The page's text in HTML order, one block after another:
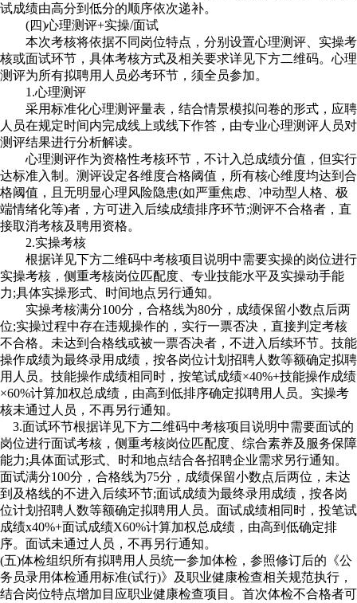
试成绩由高分到低分的顺序依次递补。
(四)心理测评+实操/面试
本次考核将依据不同岗位特点，分别设置心理测评、实操考
核或面试环节，具体考核方式及相关要求详见下方二维码。心理
测评为所有拟聘用人员必考环节，须全员参加。
1.心理测评
采用标准化心理测评量表，结合情景模拟问卷的形式，应聘
人员在规定时间内完成线上或线下作答，由专业心理测评人员对
测评结果进行分析解读。
心理测评作为资格性考核环节，不计入总成绩分值，但实行
达标准入制。测评设定各维度合格阈值，所有核心维度均达到合
格阈值，且无明显心理风险隐患(如严重焦虑、冲动型人格、极
端情绪化等)者，方可进入后续成绩排序环节;测评不合格者，直
接取消考核及聘用资格。
2.实操考核
根据详见下方二维码中考核项目说明中需要实操的岗位进行
实操考核，侧重考核岗位匹配度、专业技能水平及实操动手能
力;具体实操形式、时间地点另行通知。
实操考核满分100分，合格线为80分，成绩保留小数点后两
位;实操过程中存在违规操作的，实行一票否决，直接判定考核
不合格。未达到合格线或被一票否决者，不进入后续环节。技能
操作成绩为最终录用成绩，按各岗位计划招聘人数等额确定拟聘
用人员。技能操作成绩相同时，按笔试成绩×40%+技能操作成绩
×60%计算加权总成绩，由高到低排序确定拟聘用人员。实操考
核未通过人员，不再另行通知。
3.面试环节根据详见下方二维码中考核项目说明中需要面试的
岗位进行面试考核，侧重考核岗位匹配度、综合素养及服务保障
能力;具体面试形式、时和地点结合各招聘企业需求另行通知。
面试满分100分，合格线为75分，成绩保留小数点后两位，未达
到及格线的不进入后续环节;面试成绩为最终录用成绩，按各岗
位计划招聘人数等额确定拟聘用人员。面试成绩相同时，投笔试
成绩x40%+面试成绩X60%计算加权总成绩，由高到低确定排
序。面试未通过人员，不再另行通知。
(五)体检组织所有拟聘用人员统一参加体检，参照修订后的《公
务员录用体检通用标准(试行)》及职业健康检查相关规范执行，
结合岗位特点增加目应职业健康检查项目。首次体检不合格者可